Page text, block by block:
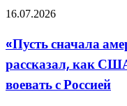
возвышающий
«Пусть
американцы»:
Казаков
рассказал,
США
16.07.2026
«Пусть сначала
рассказал, как
воевать с Россией